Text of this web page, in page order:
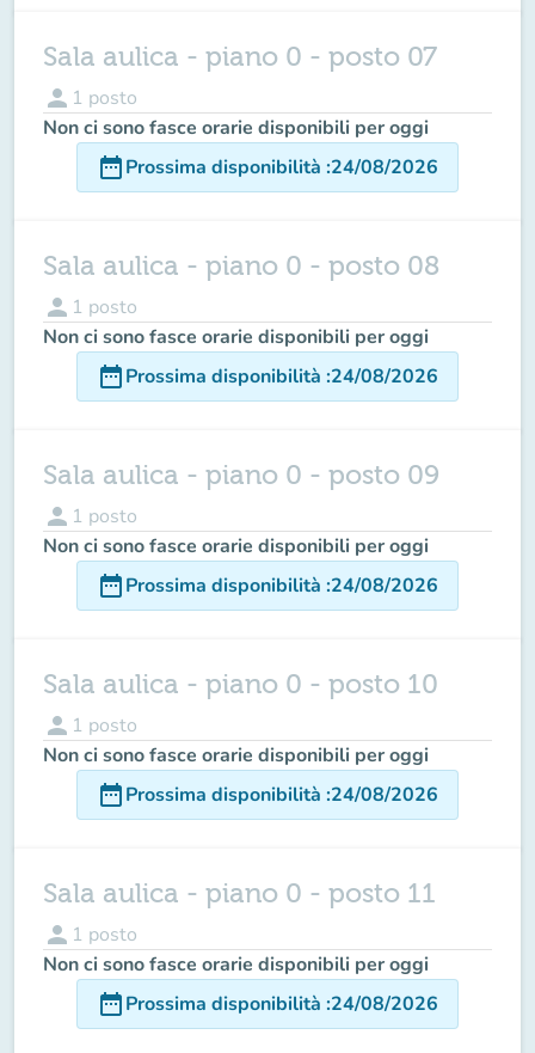
Sala aulica - piano 0 - posto 07
person 1 posto
Non ci sono fasce orarie disponibili per oggi
date_rangeProssima disponibilità :24/08/2026
Sala aulica - piano 0 - posto 08
person 1 posto
Non ci sono fasce orarie disponibili per oggi
date_rangeProssima disponibilità :24/08/2026
Sala aulica - piano 0 - posto 09
person 1 posto
Non ci sono fasce orarie disponibili per oggi
date_rangeProssima disponibilità :24/08/2026
Sala aulica - piano 0 - posto 10
person 1 posto
Non ci sono fasce orarie disponibili per oggi
date_rangeProssima disponibilità :24/08/2026
Sala aulica - piano 0 - posto 11
person 1 posto
Non ci sono fasce orarie disponibili per oggi
date_rangeProssima disponibilità :24/08/2026